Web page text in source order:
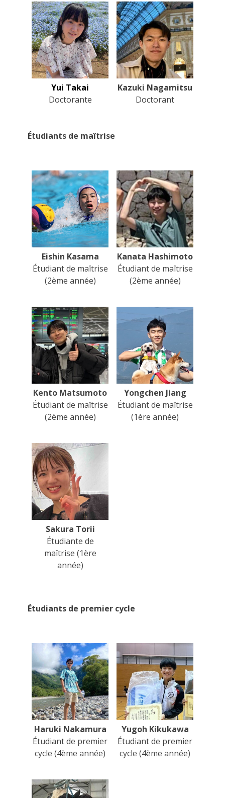
Yui Takai
Doctorante
Kazuki Nagamitsu
Doctorant
Étudiants de maîtrise
Eishin Kasama
Étudiant de maîtrise
(2ème année)
Kanata Hashimoto
Étudiant de maîtrise
(2ème année)
Kento Matsumoto
Étudiant de maîtrise
(2ème année)
Yongchen Jiang
Étudiant de maîtrise
(1ère année)
Sakura Torii
Étudiante de
maîtrise (1ère
année)
Étudiants de premier cycle
Haruki Nakamura
Étudiant de premier
cycle (4ème année)
Yugoh Kikukawa
Étudiant de premier
cycle (4ème année)